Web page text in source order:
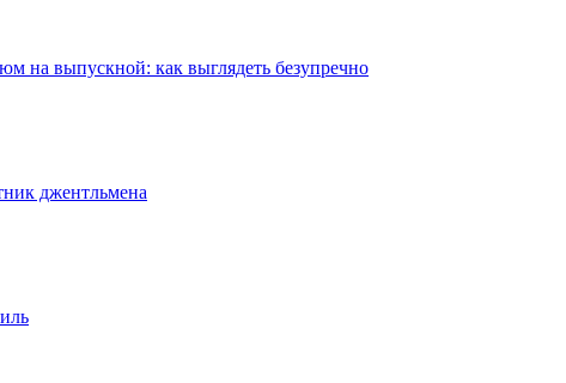
на выпускной: как выглядеть безупречно
джентльмена